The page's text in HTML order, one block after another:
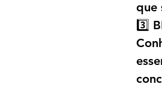
que
3️⃣